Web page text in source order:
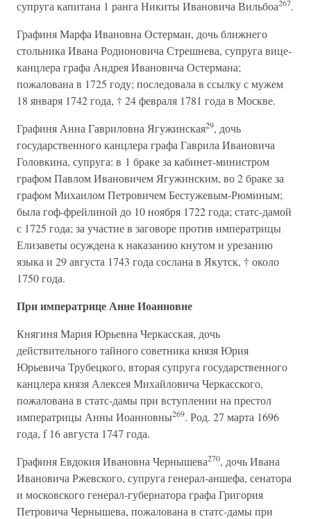
супруга капитана 1 ранга Никиты Ивановича Вильбоа267.
Графиня Марфа Ивановна Остерман, дочь ближнего
стольника Ивана Родионовича Стрешнева, супруга вице-
канцлера графа Андрея Ивановича Остермана;
пожалована в 1725 году; последовала в ссылку с мужем
18 января 1742 года, † 24 февраля 1781 года в Москве.
Графиня Анна Гавриловна Ягужинская29, дочь
государственного канцлера графа Гаврила Ивановича
Головкина, супруга: в 1 браке за кабинет-министром
графом Павлом Ивановичем Ягужинским, во 2 браке за
графом Михаилом Петровичем Бестужевым-Рюминым;
была гоф-фрейлиной до 10 ноября 1722 года; статс-дамой
с 1725 года; за участие в заговоре против императрицы
Елизаветы осуждена к наказанию кнутом и урезанию
языка и 29 августа 1743 года сослана в Якутск, † около
1750 года.
При императрице Анне Иоанновне
Княгиня Мария Юрьевна Черкасская, дочь
действительного тайного советника князя Юрия
Юрьевича Трубецкого, вторая супруга государственного
канцлера князя Алексея Михайловича Черкасского,
пожалована в статс-дамы при вступлении на престол
императрицы Анны Иоанновны269. Род. 27 марта 1696
года, f 16 августа 1747 года.
Графиня Евдокия Ивановна Чернышева270, дочь Ивана
Ивановича Ржевского, супруга генерал-аншефа, сенатора
и московского генерал-губернатора графа Григория
Петровича Чернышева, пожалована в статс-дамы при